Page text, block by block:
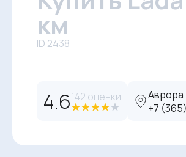
км
ID 2438
4.6142 оценки
Аврора
‪+7